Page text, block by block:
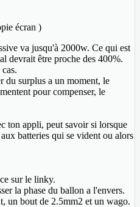
écran )
va jusqu'à 2000w. Ce qui est
devrait être proche des 400%.
du surplus a un moment, le
pour compenser, le
ton appli, peut savoir si lorsque
batteries qui se vident ou alors
sur le linky.
la phase du ballon a l'envers.
un bout de 2.5mm2 et un wago.